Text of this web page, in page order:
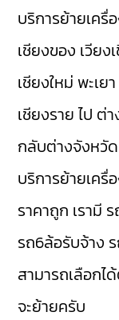
บริการย้ายเครื่
เชียงของ เวียง
เชียงใหม่ พะเยา
เชียงราย ไป ต่
กลับต่างจังหวั
บริการย้ายเครื่
ราคาถูก เรามี
รถ6ล้อรับจ้าง
สามารถเลือกไ
จะย้ายครับ